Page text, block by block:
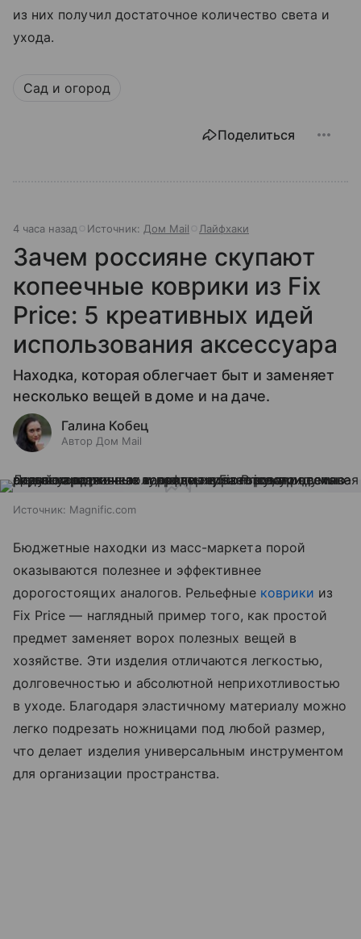
из них получил достаточное количество света и
ухода.
Сад и огород
Поделиться
4 часа назад Источник: Дом Mail Лайфхаки
Зачем россияне скупают
копеечные коврики из Fix
Price: 5 креативных идей
использования аксессуара
Находка, которая облегчает быт и заменяет
несколько вещей в доме и на даче.
Галина Кобец
Автор Дом Mail
Источник: Magnific.com
Бюджетные находки из масс-маркета порой
оказываются полезнее и эффективнее
дорогостоящих аналогов. Рельефные коврики из
Fix Price — наглядный пример того, как простой
предмет заменяет ворох полезных вещей в
хозяйстве. Эти изделия отличаются легкостью,
долговечностью и абсолютной неприхотливостью
в уходе. Благодаря эластичному материалу можно
легко подрезать ножницами под любой размер,
что делает изделия универсальным инструментом
для организации пространства.